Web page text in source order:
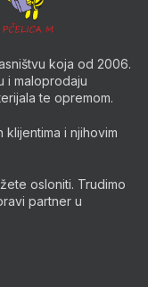
koja od 2006.
i maloprodaju
te opremom.
i njihovim
osloniti. Trudimo
partner u